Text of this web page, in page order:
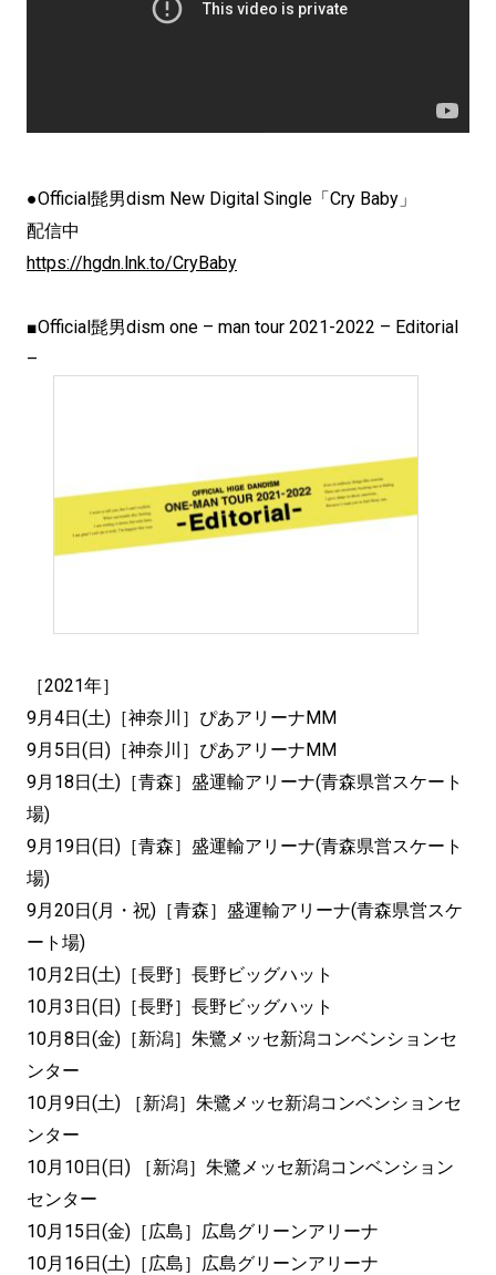
●Official髭男dism New Digital Single「Cry Baby」
配信中
https://hgdn.lnk.to/CryBaby
■Official髭男dism one – man tour 2021-2022 – Editorial
–
［2021年］
9月4日(土)［神奈川］ぴあアリーナMM
9月5日(日)［神奈川］ぴあアリーナMM
9月18日(土)［青森］盛運輸アリーナ(青森県営スケート
場)
9月19日(日)［青森］盛運輸アリーナ(青森県営スケート
場)
9月20日(月・祝)［青森］盛運輸アリーナ(青森県営スケ
ート場)
10月2日(土)［長野］長野ビッグハット
10月3日(日)［長野］長野ビッグハット
10月8日(金)［新潟］朱鷺メッセ新潟コンベンションセ
ンター
10月9日(土) ［新潟］朱鷺メッセ新潟コンベンションセ
ンター
10月10日(日) ［新潟］朱鷺メッセ新潟コンベンション
センター
10月15日(金)［広島］広島グリーンアリーナ
10月16日(土)［広島］広島グリーンアリーナ